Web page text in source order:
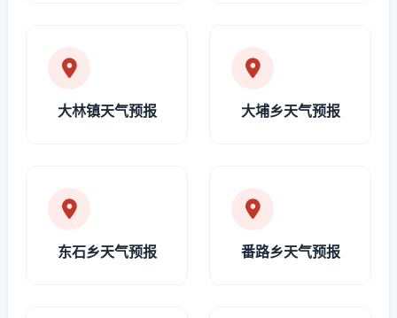
大林镇天气预报 大埔乡天气预报
东石乡天气预报 番路乡天气预报